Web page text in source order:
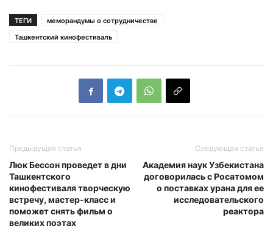
ТЕГИ
меморандумы о сотрудничестве
Ташкентский кинофестиваль
Предыдущая статья
Люк Бессон проведет в дни
Ташкентского
кинофестиваля творческую
встречу, мастер-класс и
поможет снять фильм о
великих поэтах
Следующая статья
Академия наук Узбекистана
договорилась с Росатомом
о поставках урана для ее
исследовательского
реактора